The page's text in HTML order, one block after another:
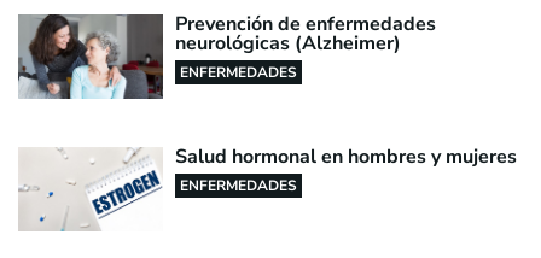
Prevención de enfermedades
neurológicas (Alzheimer)
ENFERMEDADES
Salud hormonal en hombres y mujeres
ENFERMEDADES